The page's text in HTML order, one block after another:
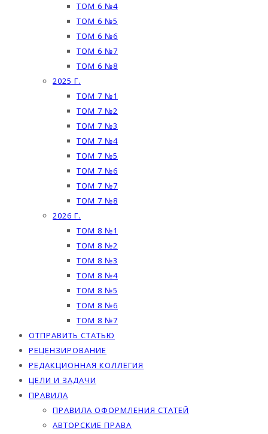
ТОМ 6 №4
ТОМ 6 №5
ТОМ 6 №6
ТОМ 6 №7
ТОМ 6 №8
2025 Г.
ТОМ 7 №1
ТОМ 7 №2
ТОМ 7 №3
ТОМ 7 №4
ТОМ 7 №5
ТОМ 7 №6
ТОМ 7 №7
ТОМ 7 №8
2026 Г.
ТОМ 8 №1
ТОМ 8 №2
ТОМ 8 №3
ТОМ 8 №4
ТОМ 8 №5
ТОМ 8 №6
ТОМ 8 №7
ОТПРАВИТЬ СТАТЬЮ
РЕЦЕНЗИРОВАНИЕ
РЕДАКЦИОННАЯ КОЛЛЕГИЯ
ЦЕЛИ И ЗАДАЧИ
ПРАВИЛА
ПРАВИЛА ОФОРМЛЕНИЯ СТАТЕЙ
АВТОРСКИЕ ПРАВА